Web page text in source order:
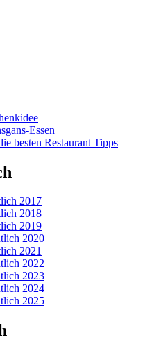
Essen
besten Restaurant Tipps
2017
2018
2019
2020
2021
2022
2023
2024
2025